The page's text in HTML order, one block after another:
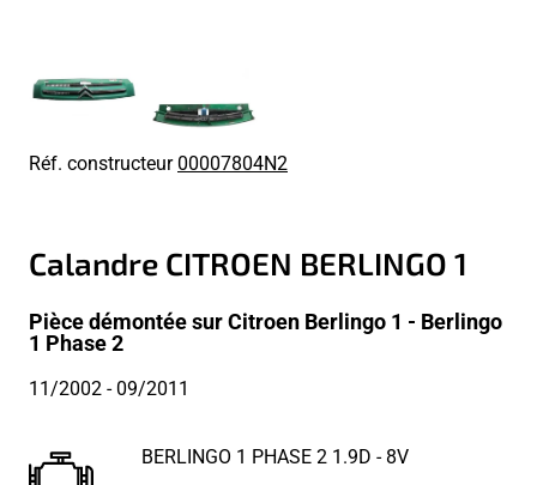
Réf. constructeur00007804N2
Calandre CITROEN BERLINGO 1
Pièce démontée sur Citroen Berlingo 1 - Berlingo
1 Phase 2
11/2002 - 09/2011
BERLINGO 1 PHASE 2 1.9D - 8V